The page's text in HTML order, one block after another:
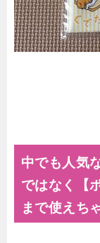
中でも人気
ではなく【
まで使えち